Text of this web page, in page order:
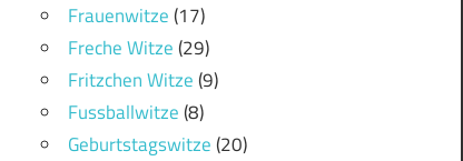
Frauenwitze(17)
Freche Witze(29)
Fritzchen Witze(9)
Fussballwitze(8)
Geburtstagswitze(20)